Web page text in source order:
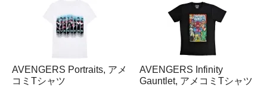
AVENGERS Portraits, アメ
コミTシャツ
AVENGERS Infinity
Gauntlet, アメコミTシャツ